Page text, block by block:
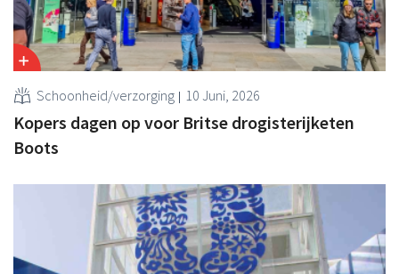
Schoonheid/verzorging 10 Juni, 2026
Kopers dagen op voor Britse drogisterijketen
Boots